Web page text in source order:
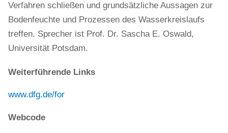
Verfahren schließen und grundsätzliche Aussagen zur
Bodenfeuchte und Prozessen des Wasserkreislaufs
treffen. Sprecher ist Prof. Dr. Sascha E. Oswald,
Universität Potsdam.
Weiterführende Links
www.dfg.de/for
Webcode